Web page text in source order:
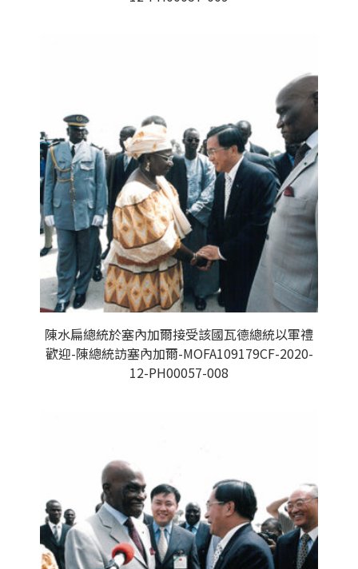
陳水扁總統於塞內加爾接受該國瓦德總統以軍禮
歡迎-陳總統訪塞內加爾-MOFA109179CF-2020-
12-PH00057-008